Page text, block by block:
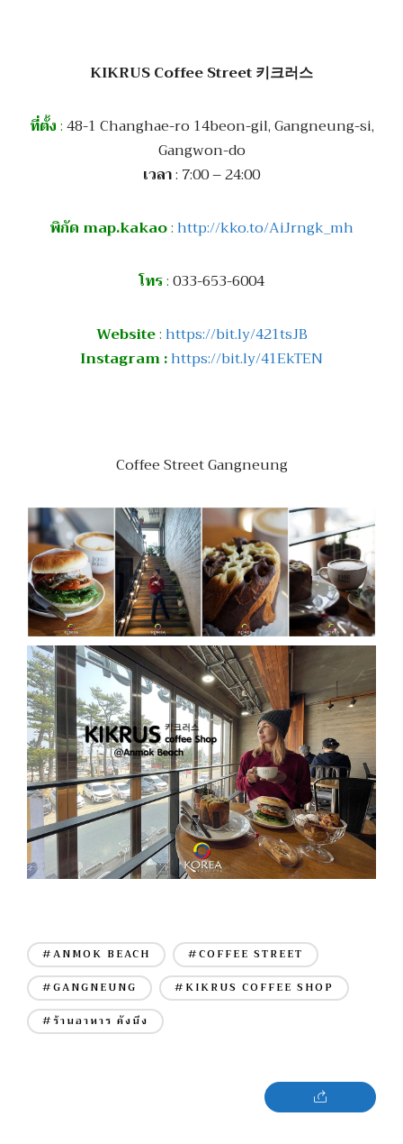
KIKRUS Coffee Street 키크러스
ที่ตั้ง:48-1 Changhae-ro 14beon-gil, Gangneung-si,
Gangwon-do
เวลา: 7:00 – 24:00
พิกัด map.kakao:http://kko.to/AiJrngk_mh
โทร:033-653-6004
Website:https://bit.ly/421tsJB
Instagram :https://bit.ly/41EkTEN
Coffee Street Gangneung
#ANMOK BEACH
#COFFEE STREET
#GANGNEUNG
#KIKRUS COFFEE SHOP
#ร้านอาหาร คังนึง